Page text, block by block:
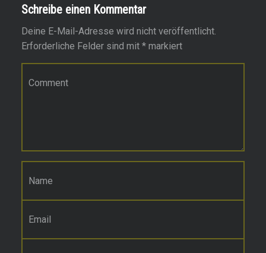
Schreibe einen Kommentar
Deine E-Mail-Adresse wird nicht veröffentlicht.
Erforderliche Felder sind mit *markiert
Name
*
Website